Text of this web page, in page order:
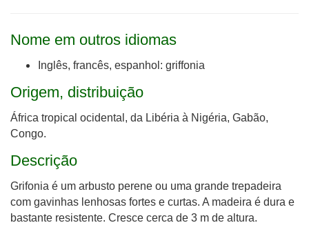
Nome em outros idiomas
Inglês, francês, espanhol: griffonia
Origem, distribuição
África tropical ocidental, da Libéria à Nigéria, Gabão,
Congo.
Descrição
Grifonia é um arbusto perene ou uma grande trepadeira
com gavinhas lenhosas fortes e curtas. A madeira é dura e
bastante resistente. Cresce cerca de 3 m de altura.